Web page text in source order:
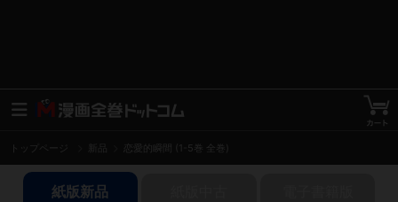
トップページ 恋愛的瞬間 (1-5巻 全巻)
紙版新品